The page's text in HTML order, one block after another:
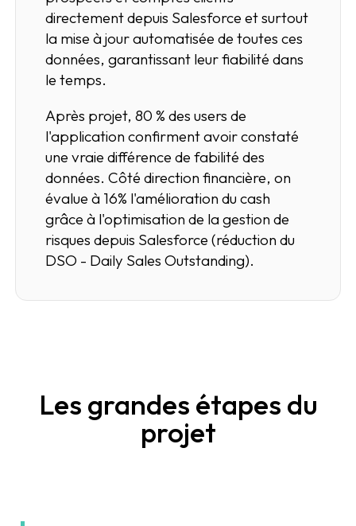
directement depuis Salesforce et surtout
la mise à jour automatisée de toutes ces
données, garantissant leur fiabilité dans
le temps.
Après projet, 80 % des users de
l'application confirment avoir constaté
une vraie différence de fabilité des
données. Côté direction financière, on
évalue à 16% l'amélioration du cash
grâce à l'optimisation de la gestion de
risques depuis Salesforce (réduction du
DSO - Daily Sales Outstanding).
Les grandes étapes du
projet